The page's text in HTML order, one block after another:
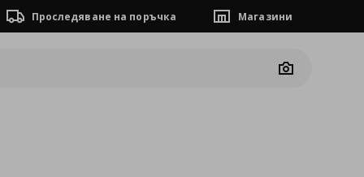
Проследяване на поръчка Магазини
Camera